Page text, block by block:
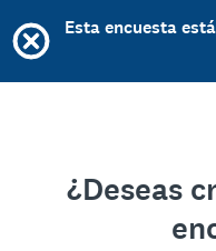
Esta encuesta
¿Deseas